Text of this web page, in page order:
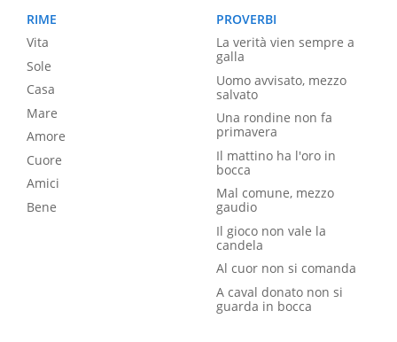
RIME
Vita
Sole
Casa
Mare
Amore
Cuore
Amici
Bene
PROVERBI
La verità vien sempre a
galla
Uomo avvisato, mezzo
salvato
Una rondine non fa
primavera
Il mattino ha l'oro in
bocca
Mal comune, mezzo
gaudio
Il gioco non vale la
candela
Al cuor non si comanda
A caval donato non si
guarda in bocca